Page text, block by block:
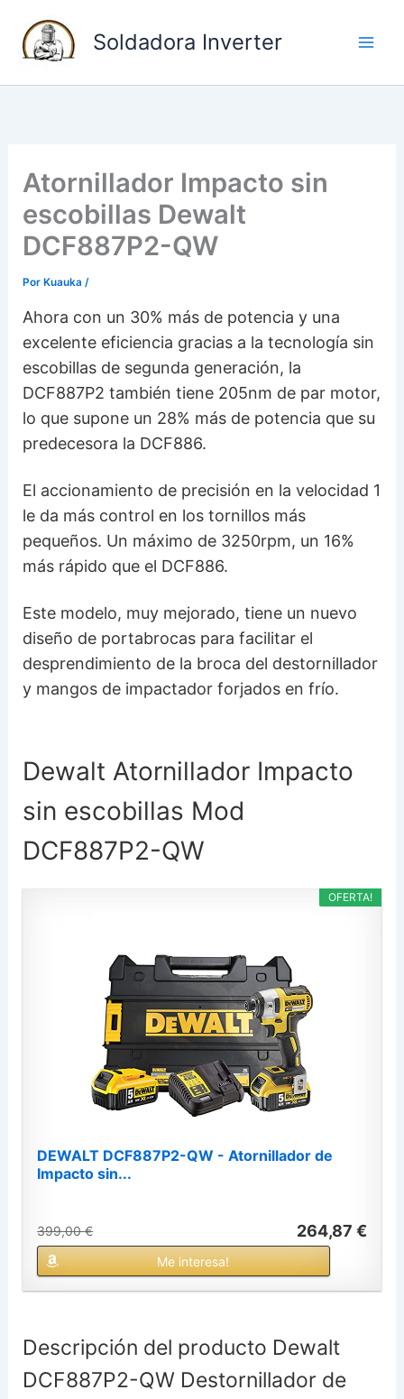
Soldadora Inverter
Atornillador Impacto sin
escobillas Dewalt
DCF887P2-QW
Por Kuauka/
Ahora con un 30% más de potencia y una
excelente eficiencia gracias a la tecnología sin
escobillas de segunda generación, la
DCF887P2 también tiene 205nm de par motor,
lo que supone un 28% más de potencia que su
predecesora la DCF886.
El accionamiento de precisión en la velocidad 1
le da más control en los tornillos más
pequeños. Un máximo de 3250rpm, un 16%
más rápido que el DCF886.
Este modelo, muy mejorado, tiene un nuevo
diseño de portabrocas para facilitar el
desprendimiento de la broca del destornillador
y mangos de impactador forjados en frío.
Dewalt Atornillador Impacto
sin escobillas Mod
DCF887P2-QW
OFERTA!
DEWALT DCF887P2-QW - Atornillador de
Impacto sin...
399,00 € 264,87 €
Me interesa!
Descripción del producto Dewalt
DCF887P2-QW Destornillador de